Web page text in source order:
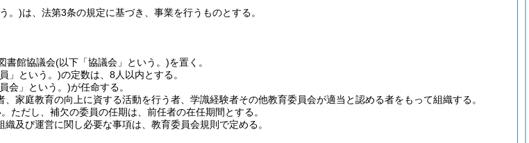
。)は、法第3条の規定に基づき、事業を行うものとする。
書館協議会(以下「協議会」という。)を置く。
」という。)の定数は、8人以内とする。
会」という。)が任命する。
家庭教育の向上に資する活動を行う者、学識経験者その他教育委員会が適当と認める者をもって組織する。
ただし、補欠の委員の任期は、前任者の在任期間とする。
及び運営に関し必要な事項は、教育委員会規則で定める。